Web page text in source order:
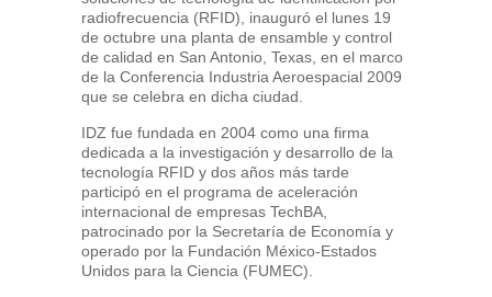
radiofrecuencia (RFID), inauguró el lunes 19
de octubre una planta de ensamble y control
de calidad en San Antonio, Texas, en el marco
de la Conferencia Industria Aeroespacial 2009
que se celebra en dicha ciudad.
IDZ fue fundada en 2004 como una firma
dedicada a la investigación y desarrollo de la
tecnología RFID y dos años más tarde
participó en el programa de aceleración
internacional de empresas TechBA,
patrocinado por la Secretaría de Economía y
operado por la Fundación México-Estados
Unidos para la Ciencia (FUMEC).